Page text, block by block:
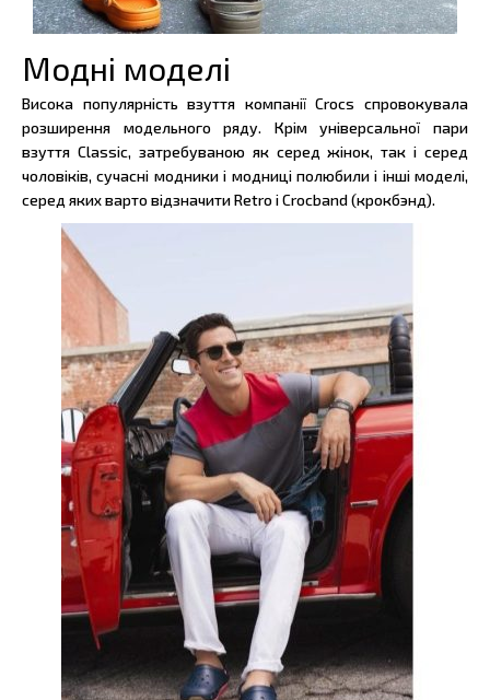
Модні моделі
Висока популярність взуття компанії Crocs спровокувала
розширення модельного ряду. Крім універсальної пари
взуття Classic, затребуваною як серед жінок, так і серед
чоловіків, сучасні модники і модниці полюбили і інші моделі,
серед яких варто відзначити Retro і Crocband (крокбэнд).